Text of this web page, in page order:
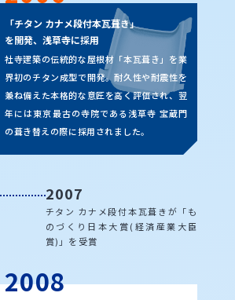
「チタン カナメ段付本瓦葺き」
を開発、浅草寺に採用
社寺建築の伝統的な屋根材「本瓦葺き」を業
界初のチタン成型で開発。耐久性や耐震性を
兼ね備えた本格的な意匠を高く評価され、翌
年には東京最古の寺院である浅草寺 宝蔵門
の葺き替えの際に採用されました。
2007
チタン カナメ段付本瓦葺きが「も
のづくり日本大賞(経済産業大臣
賞)」を受賞
2008